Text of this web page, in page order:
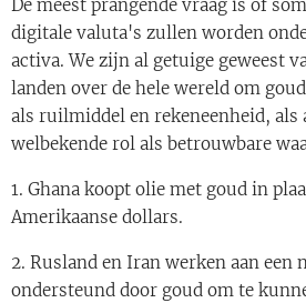
De meest prangende vraag is of
digitale valuta's zullen worden
activa. We zijn al getuige geweest
landen over de hele wereld om
als ruilmiddel en rekeneenheid,
welbekende rol als betrouwbare
1. Ghana koopt olie met goud in
Amerikaanse dollars.
2. Rusland en Iran werken aan een
ondersteund door goud om te